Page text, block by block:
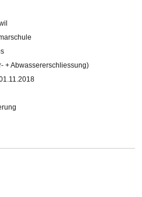
+ Abwassererschliessung)